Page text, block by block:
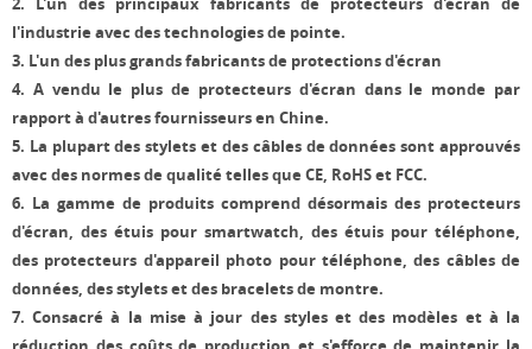
l'industrie avec des technologies de pointe.
3. L'un des plus grands fabricants de protections d'écran
4. A vendu le plus de protecteurs d'écran dans le monde par
rapport à d'autres fournisseurs en Chine.
5. La plupart des stylets et des câbles de données sont approuvés
avec des normes de qualité telles que CE, RoHS et FCC.
6. La gamme de produits comprend désormais des protecteurs
d'écran, des étuis pour smartwatch, des étuis pour téléphone,
des protecteurs d'appareil photo pour téléphone, des câbles de
données, des stylets et des bracelets de montre.
7.Consacré à la mise à jour des styles et des modèles et à la